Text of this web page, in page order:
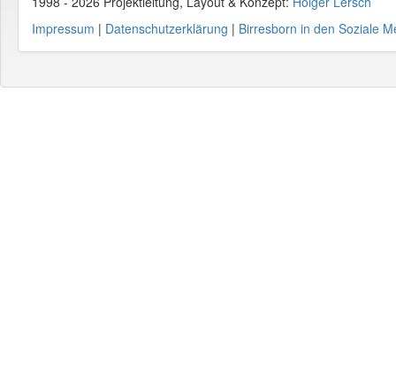
Impressum | Datenschutzerklärung | Birresborn in den Soziale